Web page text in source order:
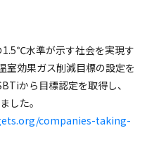
水準が示す社会を実現す
室効果ガス削減目標の設定を
から目標認定を取得し、
した。
companies-taking-